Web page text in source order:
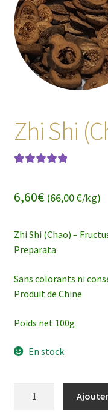
Zhi Shi
notation
6,60€(66,00 €/kg)
Zhi Shi (Chao) –
Preparata
Sans colorants ni
Produit de Chine
Poids net 100g
En stock